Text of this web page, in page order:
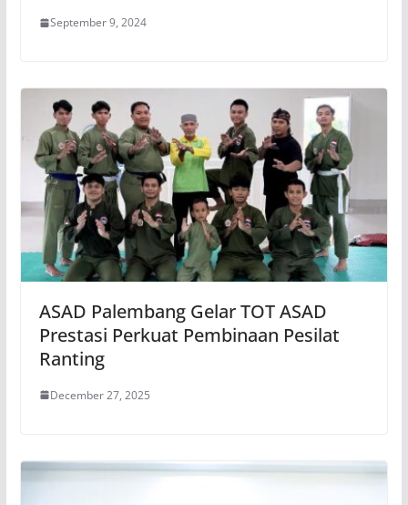
September 9, 2024
ASAD Palembang Gelar TOT ASAD
Prestasi Perkuat Pembinaan Pesilat
Ranting
December 27, 2025